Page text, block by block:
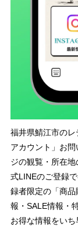
福井県鯖江市の
アカウント」お
ジの観覧・所在
式LINEのご登録
録者限定の「商
報・SALE情報・
お得な情報をい